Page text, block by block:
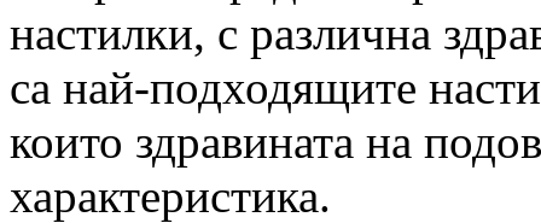
настилки, с различна
са най-подходящите
които здравината на
характеристика.